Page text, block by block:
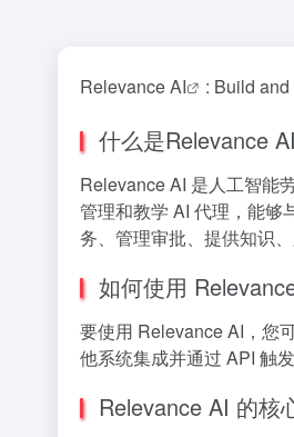
RelevanceAI : Build
什么是Relevance
Relevance AI 是人工智能
管理和教学 AI 代理，能够
务、管理审批、提供知识
如何使用
要使用 Relevance AI，您
他系统集成并通过 API 触
Relevance AI 的核